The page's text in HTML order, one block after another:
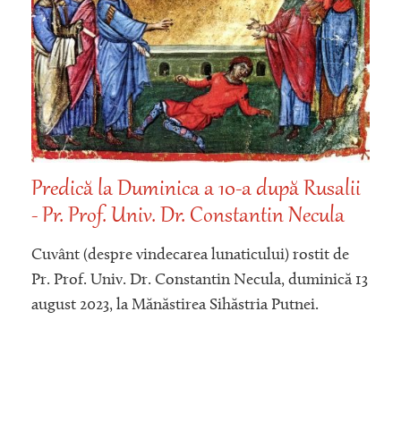
Predică la Duminica a 10-a după Rusalii
- Pr. Prof. Univ. Dr. Constantin Necula
Cuvânt (despre vindecarea lunaticului) rostit de
Pr. Prof. Univ. Dr. Constantin Necula, duminică 13
august 2023, la Mănăstirea Sihăstria Putnei.